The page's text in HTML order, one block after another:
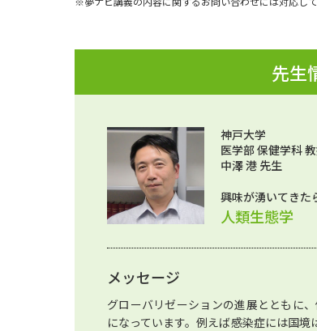
先生
神戸大学
医学部 保健学科
中澤 港 先生
興味が湧いてきた
人類生態学
メッセージ
グローバリゼーションの進展とともに
になっています。例えば感染症には国